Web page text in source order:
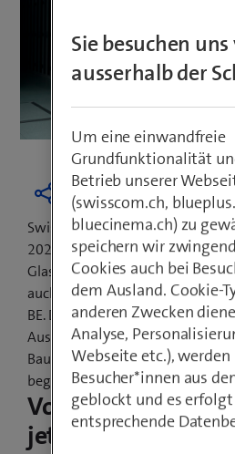
Swisscom hat das Versprechen
2021 jede Schweizer Gemeinde
Glasfasertechnologien
auch die Einwohnerinnen und
BE. Die Gemeindevertretung
Ausbau gemeinsam
Bauarbeiten im Dorfkern und im
beginnen in der zweiten
Vorarbeiten
jetzt
Sie besuchen uns
ausserhalb der
Um eine einwandfreie
Grundfunktionalität
Betrieb unserer
(swisscom.ch,
bluecinema.ch) zu
speichern wir
Cookies auch bei
dem Ausland. Cookie-
anderen Zwecken
Analyse,
Webseite etc.), werden
Besucher*innen aus
geblockt und es
entsprechende